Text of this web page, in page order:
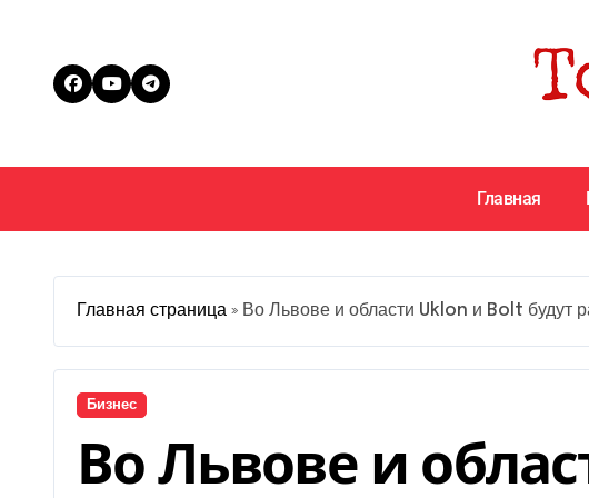
Главная
Главная страница » Во Львове и области Uklon и Bolt будут
Бизнес
Во Львове и